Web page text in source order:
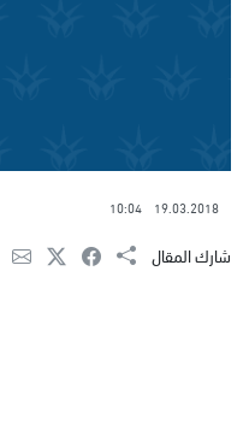
19.03.2018
10:04
شارك المقال